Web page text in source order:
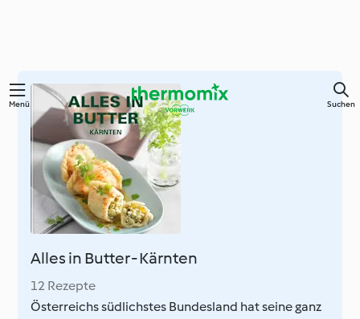
Springe
Hauptinhalt
Menü Suchen
Alles in Butter - Kärnten
12 Rezepte
Österreichs südlichstes Bundesland hat seine ganz